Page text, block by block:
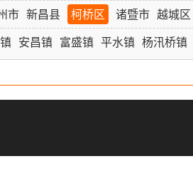
市 新昌县 柯桥区 诸暨市 越城区
安昌镇 富盛镇 平水镇 杨汛桥镇